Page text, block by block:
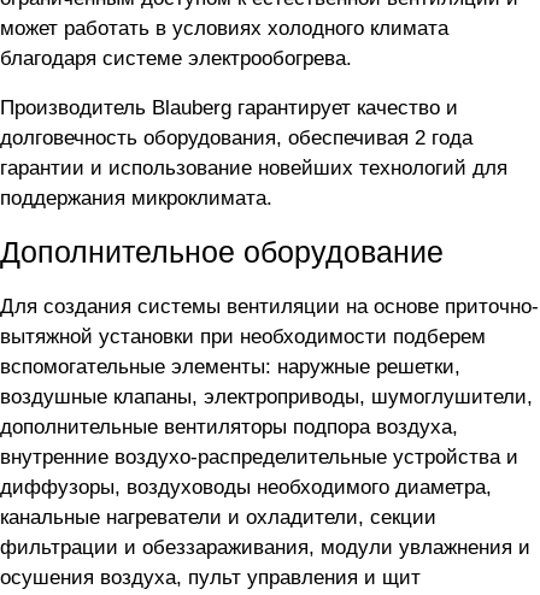
может работать в условиях холодного климата
благодаря системе электрообогрева.
Производитель Blauberg гарантирует качество и
долговечность оборудования, обеспечивая 2 года
гарантии и использование новейших технологий для
поддержания микроклимата.
Дополнительное оборудование
Для создания системы вентиляции на основе приточно-
вытяжной установки при необходимости подберем
вспомогательные элементы: наружные решетки,
воздушные клапаны, электроприводы, шумоглушители,
дополнительные вентиляторы подпора воздуха,
внутренние воздухо-распределительные устройства и
диффузоры, воздуховоды необходимого диаметра,
канальные нагреватели и охладители, секции
фильтрации и обеззараживания, модули увлажнения и
осушения воздуха, пульт управления и щит